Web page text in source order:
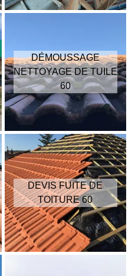
DÉMOUSSAGE
NETTOYAGE DE TUILE
60
DEVIS FUITE DE
TOITURE 60